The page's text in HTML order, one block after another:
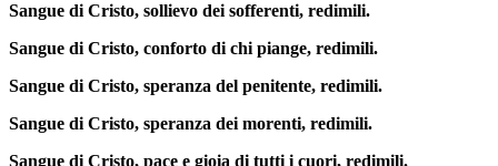
Sangue di Cristo, sollievo dei sofferenti, redimili.
Sangue di Cristo, conforto di chi piange, redimili.
Sangue di Cristo, speranza del penitente, redimili.
Sangue di Cristo, speranza dei morenti, redimili.
Sangue di Cristo, pace e gioia di tutti i cuori, redimili.